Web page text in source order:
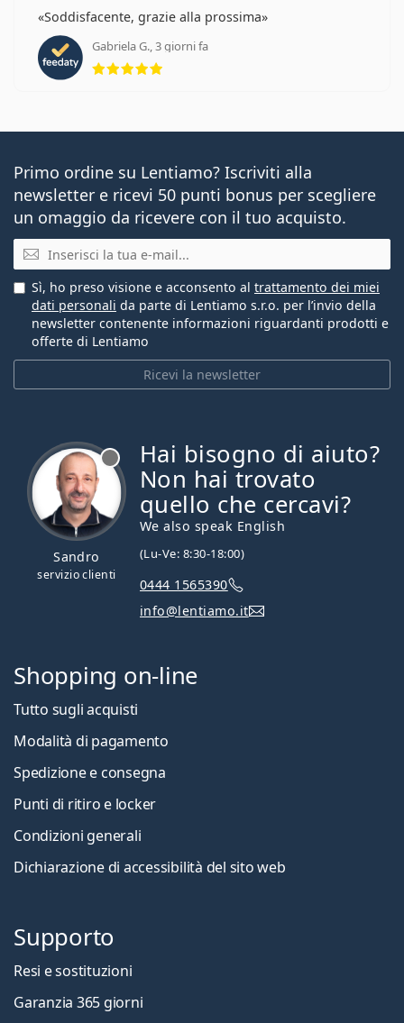
Soddisfacente, grazie alla prossima
Gabriela G., 3 giorni fa
valutazione 5 di 5
Primo ordine su Lentiamo? Iscriviti alla
newsletter e ricevi 50 punti bonus per scegliere
un omaggio da ricevere con il tuo acquisto.
E-mail
Ricevi la newsletter
Sì, ho preso visione e acconsento al trattamento dei miei
dati personali da parte di Lentiamo s.r.o. per l’invio della
newsletter contenente informazioni riguardanti prodotti e
offerte di Lentiamo
Sandro
servizio clienti
Hai bisogno di aiuto?
Non hai trovato
quello che cercavi?
We also speak English
(Lu-Ve: 8:30-18:00)
0444 1565390
info@lentiamo.it
Shopping on-line
Tutto sugli acquisti
Modalità di pagamento
Spedizione e consegna
Punti di ritiro e locker
Condizioni generali
Dichiarazione di accessibilità del sito web
Supporto
Resi e sostituzioni
Garanzia 365 giorni